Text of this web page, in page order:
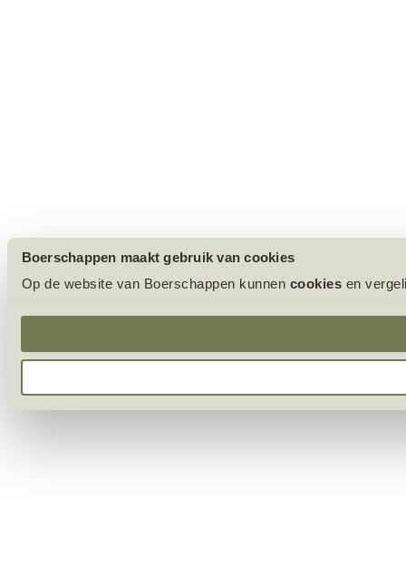
Boerschappen maakt gebruik van cookies
Op de website van Boerschappen kunnen cookies en